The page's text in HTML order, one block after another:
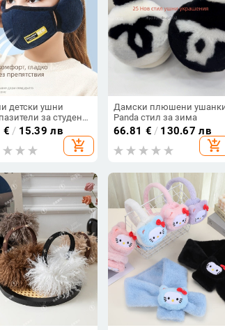
детски ушни
за студено
(Материал: памук;
ушно монтиране;
зима, есен;
защита от студ;
€ / 15.39 лв
add_shopping_cart
Дамски плюшени
Panda стил за зима
66.81 € / 130.67 лв
add_shopping_cart